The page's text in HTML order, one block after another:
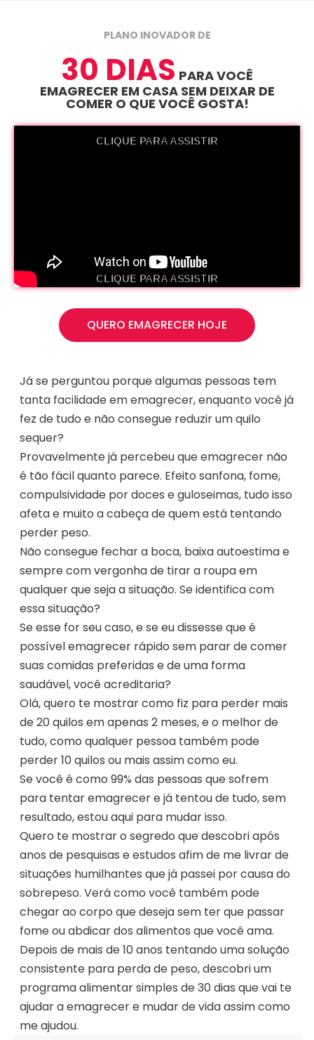
PLANO INOVADOR DE
30 DIAS PARA VOCÊ
EMAGRECER EM CASA SEM DEIXAR DE
COMER O QUE VOCÊ GOSTA!
CLIQUE PARA ASSISTIR
CLIQUE PARA ASSISTIR
QUERO EMAGRECER HOJE
Já se perguntou porque algumas pessoas tem
tanta facilidade em emagrecer, enquanto você já
fez de tudo e não consegue reduzir um quilo
sequer?
Provavelmente já percebeu que emagrecer não
é tão fácil quanto parece. Efeito sanfona, fome,
compulsividade por doces e guloseimas, tudo isso
afeta e muito a cabeça de quem está tentando
perder peso.
Não consegue fechar a boca, baixa autoestima e
sempre com vergonha de tirar a roupa em
qualquer que seja a situação. Se identifica com
essa situação?
Se esse for seu caso, e se eu dissesse que é
possível emagrecer rápido sem parar de comer
suas comidas preferidas e de uma forma
saudável, você acreditaria?
Olá, quero te mostrar como fiz para perder mais
de 20 quilos em apenas 2 meses, e o melhor de
tudo, como qualquer pessoa também pode
perder 10 quilos ou mais assim como eu.
Se você é como 99% das pessoas que sofrem
para tentar emagrecer e já tentou de tudo, sem
resultado, estou aqui para mudar isso.
Quero te mostrar o segredo que descobri após
anos de pesquisas e estudos afim de me livrar de
situações humilhantes que já passei por causa do
sobrepeso. Verá como você também pode
chegar ao corpo que deseja sem ter que passar
fome ou abdicar dos alimentos que você ama.
Depois de mais de 10 anos tentando uma solução
consistente para perda de peso, descobri um
programa alimentar simples de 30 dias que vai te
ajudar a emagrecer e mudar de vida assim como
me ajudou.